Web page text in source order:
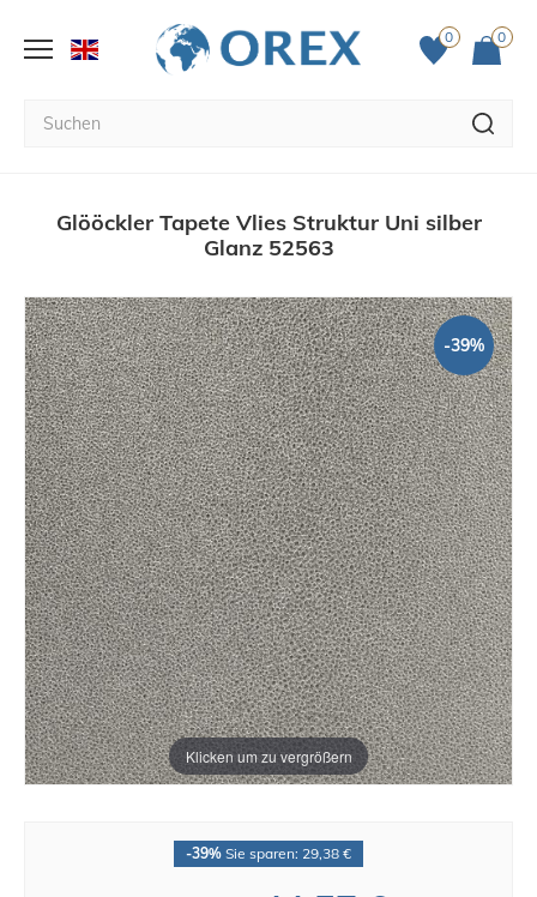
0 0
Glööckler Tapete Vlies Struktur Uni silber
Glanz 52563
Klicken um zu vergrößern
-39%
-39% Sie sparen: 29,38 €